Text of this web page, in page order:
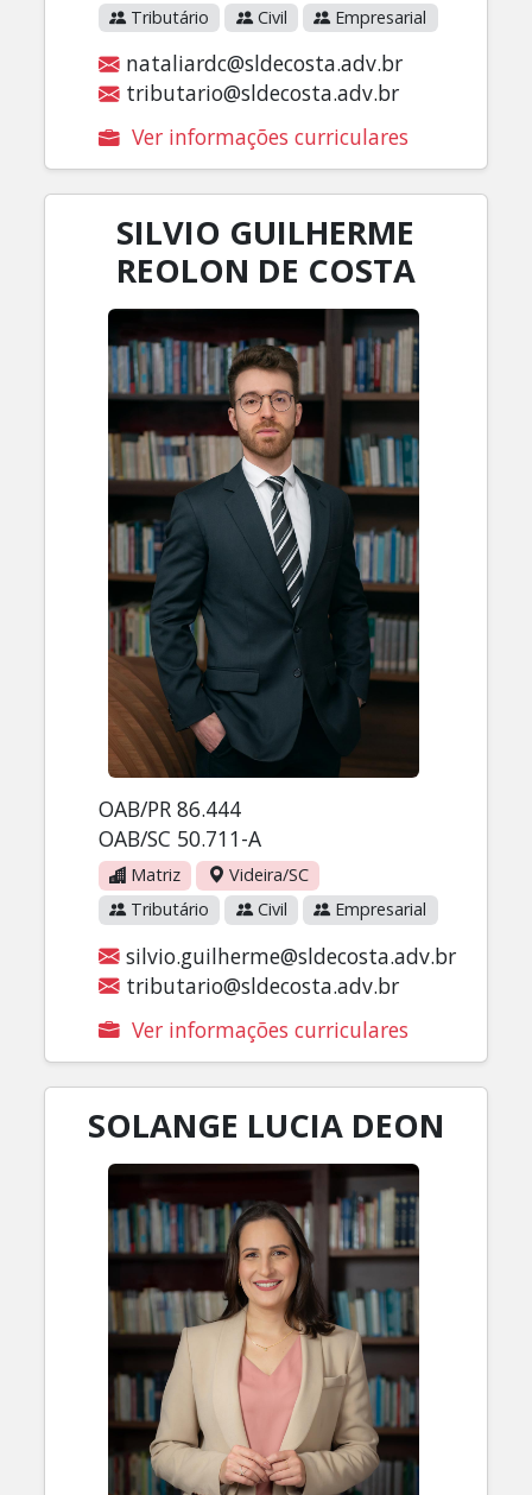
Tributário
Civil Empresarial
nataliardc@sldecosta.adv.br
tributario@sldecosta.adv.br
Ver informações curriculares
SILVIO GUILHERME
REOLON DE COSTA
OAB/PR 86.444
OAB/SC 50.711-A
Matriz
Videira/SC
Tributário
Civil Empresarial
silvio.guilherme@sldecosta.adv.br
tributario@sldecosta.adv.br
Ver informações curriculares
SOLANGE LUCIA DEON